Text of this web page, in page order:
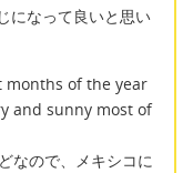
になって良いと思い
months of the year
and sunny most of
なので、メキシコに